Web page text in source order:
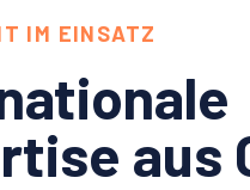
IM EINSATZ
aus